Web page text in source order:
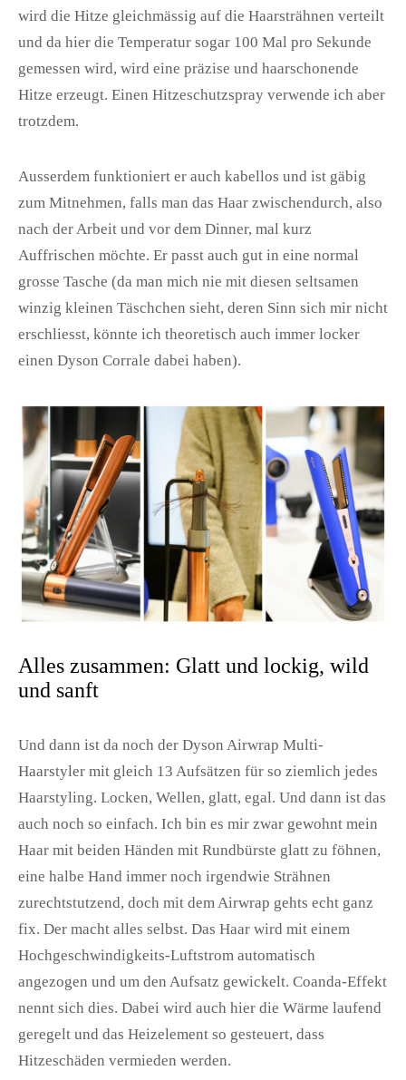
wird die Hitze gleichmässig auf die Haarsträhnen verteilt
und da hier die Temperatur sogar 100 Mal pro Sekunde
gemessen wird, wird eine präzise und haarschonende
Hitze erzeugt. Einen Hitzeschutzspray verwende ich aber
trotzdem.
Ausserdem funktioniert er auch kabellos und ist gäbig
zum Mitnehmen, falls man das Haar zwischendurch, also
nach der Arbeit und vor dem Dinner, mal kurz
Auffrischen möchte. Er passt auch gut in eine normal
grosse Tasche (da man mich nie mit diesen seltsamen
winzig kleinen Täschchen sieht, deren Sinn sich mir nicht
erschliesst, könnte ich theoretisch auch immer locker
einen Dyson Corrale dabei haben).
Alles zusammen: Glatt und lockig, wild
und sanft
Und dann ist da noch der Dyson Airwrap Multi-
Haarstyler mit gleich 13 Aufsätzen für so ziemlich jedes
Haarstyling. Locken, Wellen, glatt, egal. Und dann ist das
auch noch so einfach. Ich bin es mir zwar gewohnt mein
Haar mit beiden Händen mit Rundbürste glatt zu föhnen,
eine halbe Hand immer noch irgendwie Strähnen
zurechtstutzend, doch mit dem Airwrap gehts echt ganz
fix. Der macht alles selbst. Das Haar wird mit einem
Hochgeschwindigkeits-Luftstrom automatisch
angezogen und um den Aufsatz gewickelt. Coanda-Effekt
nennt sich dies. Dabei wird auch hier die Wärme laufend
geregelt und das Heizelement so gesteuert, dass
Hitzeschäden vermieden werden.